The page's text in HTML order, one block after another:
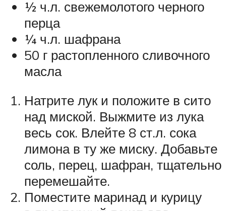
½ ч.л. свежемолотого черного
перца
¼ ч.л. шафрана
50 г растопленного сливочного
масла
Натрите лук и положите в сито
над миской. Выжмите из лука
весь сок. Влейте 8 ст.л. сока
лимона в ту же миску. Добавьте
соль, перец, шафран, тщательно
перемешайте.
Поместите маринад и курицу